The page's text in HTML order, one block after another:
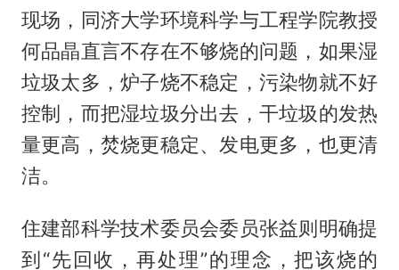
现场，同济大学环境科学与工程学院教授
何品晶直言不存在不够烧的问题，如果湿
垃圾太多，炉子烧不稳定，污染物就不好
控制，而把湿垃圾分出去，干垃圾的发热
量更高，焚烧更稳定、发电更多，也更清
洁。
住建部科学技术委员会委员张益则明确提
到“先回收，再处理”的理念，把该烧的